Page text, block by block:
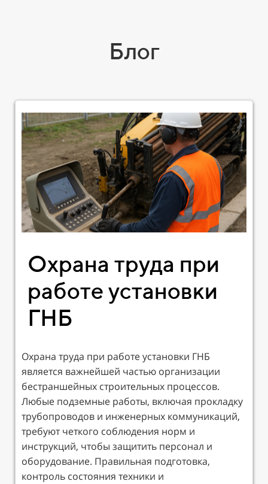
Блог
Охрана труда при
работе установки
ГНБ
Охрана труда при работе установки ГНБ
является важнейшей частью организации
бестраншейных строительных процессов.
Любые подземные работы, включая прокладку
трубопроводов и инженерных коммуникаций,
требуют четкого соблюдения норм и
инструкций, чтобы защитить персонал и
оборудование. Правильная подготовка,
контроль состояния техники и